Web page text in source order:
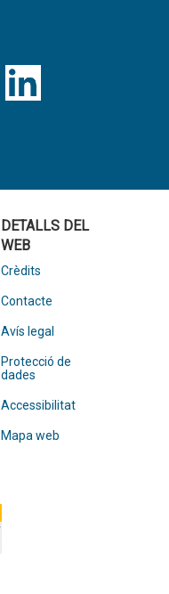
DETALLS DEL
WEB
Crèdits
Contacte
Avís legal
Protecció de
dades
Accessibilitat
Mapa web